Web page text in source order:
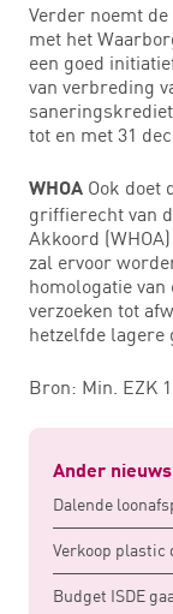
Verder noemt
met het
een goed
van verbreding
tot en met 31
WHOA Ook doet
griffierecht van
Akkoord
zal ervoor
homologatie van
verzoeken tot
hetzelfde lagere
Bron: Min. EZK
Ander nieuws
Dalende
Verkoop plastic
Budget ISDE